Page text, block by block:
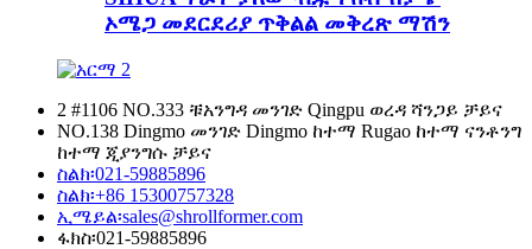
ኦሜጋ መደርደሪያ ጥቅልል ​​መቅረጽ ማሽን
2 #1106 NO.333 ቹአንግዳ መንገድ Qingpu ወረዳ ሻንጋይ ቻይና
NO.138 Dingmo መንገድ Dingmo ከተማ Rugao ከተማ ናንቶንግ
ከተማ ጂያንግሱ ቻይና
ስልክ፡021-59885896
ስልክ፡+86 15300757328
ኢሜይል፡sales@shrollformer.com
ፋክስ፡021-59885896